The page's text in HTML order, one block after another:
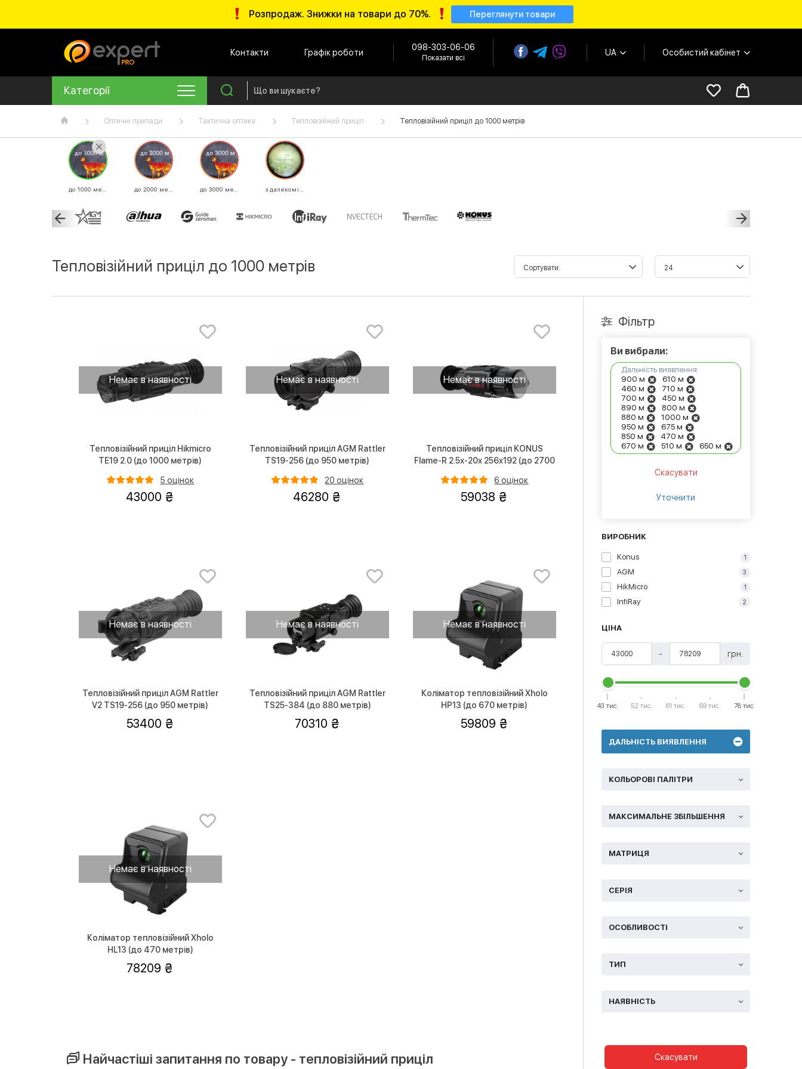
Розпродаж. Знижки на товари до 70%. Переглянути товари
Контакти Графік роботи
098-303-06-06
Показати всі
UA Особистий кабінет
Категорії
Оптичні прилади Тактична оптика Тепловізійний приціл Тепловізійний приціл до 1000 метрів
Тепловізійний приціл до 1000 метрів
Фільтр
Ви вибрали:
Дальність виявлення:
900 м
610 м
460 м
710 м
700 м
450 м
890 м
800 м
880 м
1000 м
950 м
675 м
850 м
470 м
670 м
510 м 650 м
Скасувати
Уточнити
ВИРОБНИК
Konus 1
AGM 3
HikMicro 1
InfiRay 2
ЦІНА
- грн.
43 тис. 52 тис. 61 тис. 69 тис. 78 тис.
ДАЛЬНІСТЬ ВИЯВЛЕННЯ
КОЛЬОРОВІ ПАЛІТРИ
МАКСИМАЛЬНЕ ЗБІЛЬШЕННЯ
МАТРИЦЯ
СЕРІЯ
ОСОБЛИВОСТІ
ТИП
НАЯВНІСТЬ
Скасувати
Немає в наявності
Тепловізійний приціл Hikmicro
TE19 2.0 (до 1000 метрів)
5 оцінок
43000
Немає в наявності
Тепловізійний приціл AGM Rattler
TS19-256 (до 950 метрів)
20 оцінок
46280
Немає в наявності
Тепловізійний приціл KONUS
Flame-R 2.5x-20x 256x192 (до 2700
6 оцінок
59038
Немає в наявності
Тепловізійний приціл AGM Rattler
V2 TS19-256 (до 950 метрів)
53400
Немає в наявності
Тепловізійний приціл AGM Rattler
TS25-384 (до 880 метрів)
70310
Немає в наявності
Коліматор тепловізійний Xholo
HP13 (до 670 метрів)
59809
Немає в наявності
Коліматор тепловізійний Xholo
HL13 (до 470 метрів)
78209
Найчастіші запитання по товару - тепловізійний приціл